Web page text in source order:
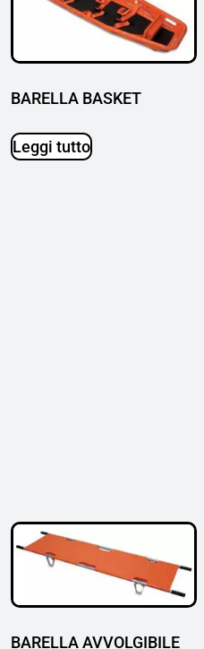
BARELLA BASKET
Leggi tutto
BARELLA AVVOLGIBILE